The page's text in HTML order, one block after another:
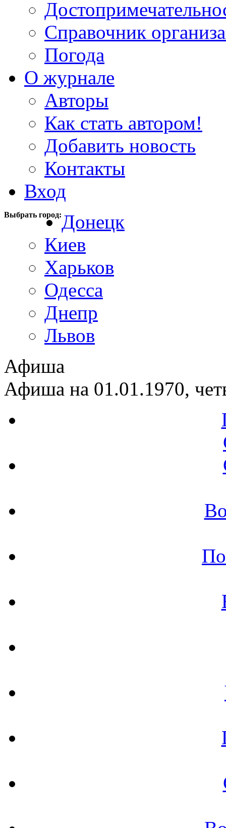
Справочник
Погода
О журнале
Авторы
Как стать автором!
Добавить новость
Контакты
Вход
Выбрать город:Донецк
Киев
Харьков
Одесса
Днепр
Львов
Афиша
Афиша на 01.01.1970,